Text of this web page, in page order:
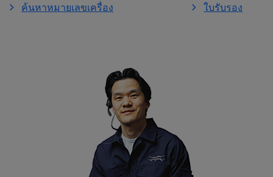
ค้นหาหมายเลขเครื่อง ใบรับรอง